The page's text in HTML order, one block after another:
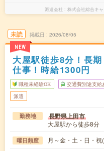
派遣会社 株式会社綜合キ
未読
NEW
掲載日 2026/08/05
大屋駅徒歩8分！長
仕事！時給1300円
職種未経験OK 交通費別途支給
派遣
勤務地 長野県上田市
大屋駅から徒歩8分
曜日頻度 月～金・土・日・